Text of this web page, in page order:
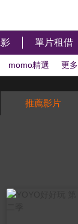
單片租借
momo精選 更多
推薦影片